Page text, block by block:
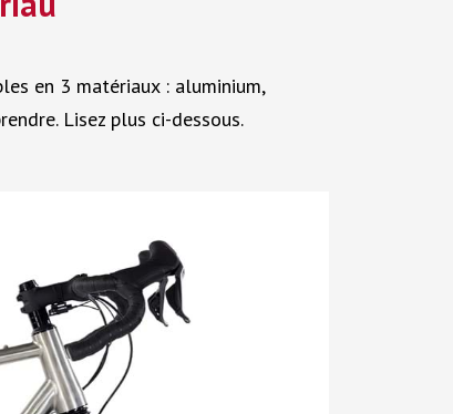
en 3 matériaux : aluminium,
Lisez plus ci-dessous.